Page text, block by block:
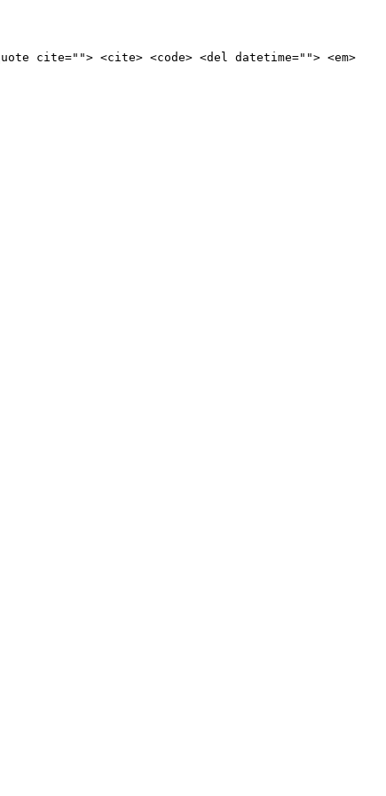
cite=""> <cite> <code> <del datetime=""> <em>